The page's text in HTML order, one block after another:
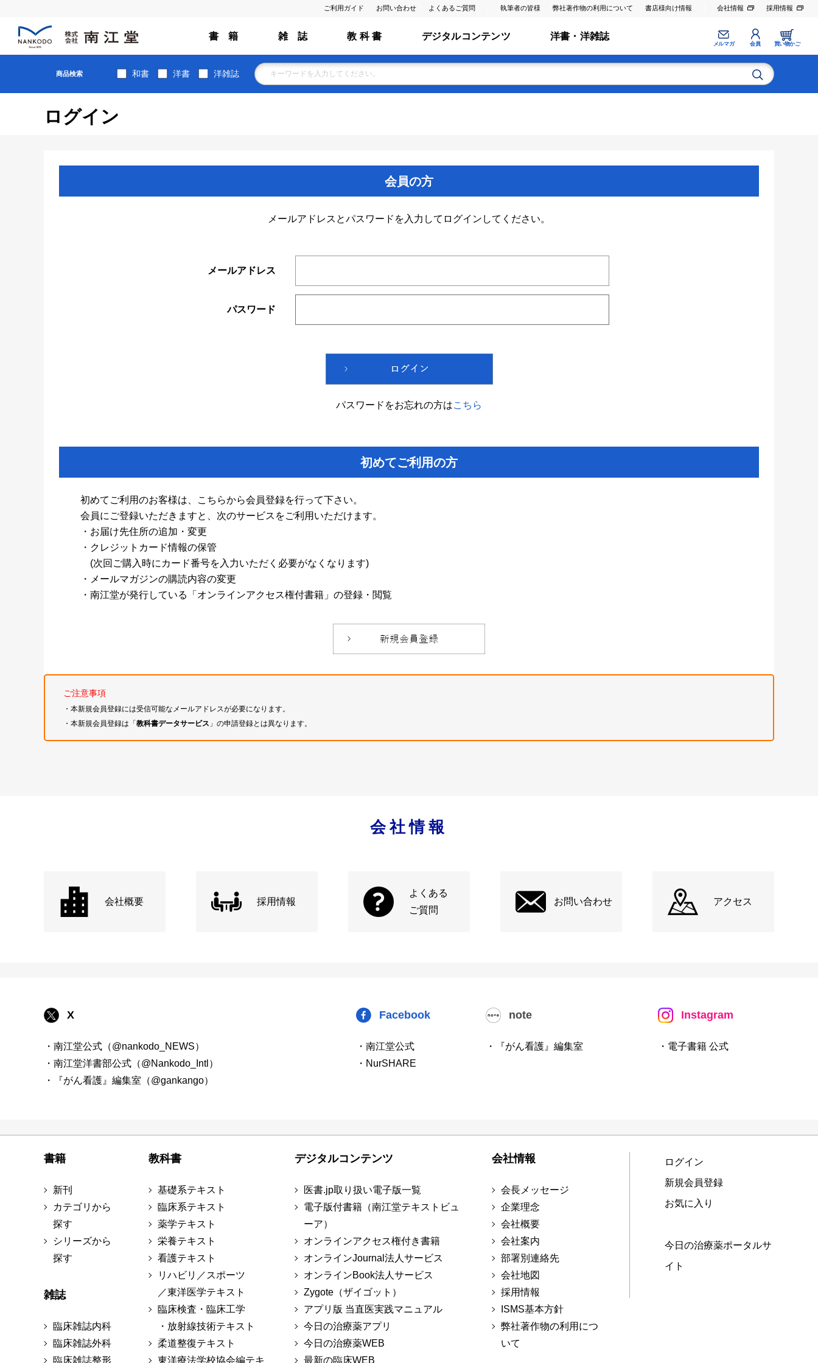
ご利用ガイド お問い合わせ よくあるご質問 執筆者の皆様 弊社著作物の利用について 書店様向け情報 会社情報 採用情報
書 籍 雑 誌 教 科 書 デジタルコンテンツ 洋書・洋雑誌
メルマガ 会員 買い物かご
商品検索 和書 洋書 洋雑誌
ログイン
会員の方
メールアドレスとパスワードを入力してログインしてください。
メールアドレス
パスワード
パスワードをお忘れの方はこちら
初めてご利用の方
初めてご利用のお客様は、こちらから会員登録を行って下さい。
会員にご登録いただきますと、次のサービスをご利用いただけます。
・お届け先住所の追加・変更
・クレジットカード情報の保管
(次回ご購入時にカード番号を入力いただく必要がなくなります)
・メールマガジンの購読内容の変更
・南江堂が発行している「オンラインアクセス権付書籍」の登録・閲覧
ご注意事項
・本新規会員登録には受信可能なメールアドレスが必要になります。
・本新規会員登録は「教科書データサービス 」の申請登録とは異なります。
会社情報
会社概要 採用情報
よくある
ご質問
お問い合わせ アクセス
X
・南江堂公式（@nankodo_NEWS）
・南江堂洋書部公式（@Nankodo_Intl）
・『がん看護』編集室（@gankango）
Facebook
・南江堂公式
・NurSHARE
note
・『がん看護』編集室
Instagram
・電子書籍 公式
書籍
新刊
カテゴリから
探す
シリーズから
探す
雑誌
臨床雑誌内科
臨床雑誌外科
臨床雑誌整形
教科書
基礎系テキスト
臨床系テキスト
薬学テキスト
栄養テキスト
看護テキスト
リハビリ／スポーツ
／東洋医学テキスト
臨床検査・臨床工学
・放射線技術テキスト
柔道整復テキスト
東洋療法学校協会編テキ
デジタルコンテンツ
医書.jp取り扱い電子版一覧
電子版付書籍（南江堂テキストビュ
ーア）
オンラインアクセス権付き書籍
オンラインJournal法人サービス
オンラインBook法人サービス
Zygote（ザイゴット）
アプリ版 当直医実践マニュアル
今日の治療薬アプリ
今日の治療薬WEB
最新の臨床WEB
会社情報
会長メッセージ
企業理念
会社概要
会社案内
部署別連絡先
会社地図
採用情報
ISMS基本方針
弊社著作物の利用につ
いて
ログイン
新規会員登録
お気に入り
今日の治療薬ポータルサ
イト